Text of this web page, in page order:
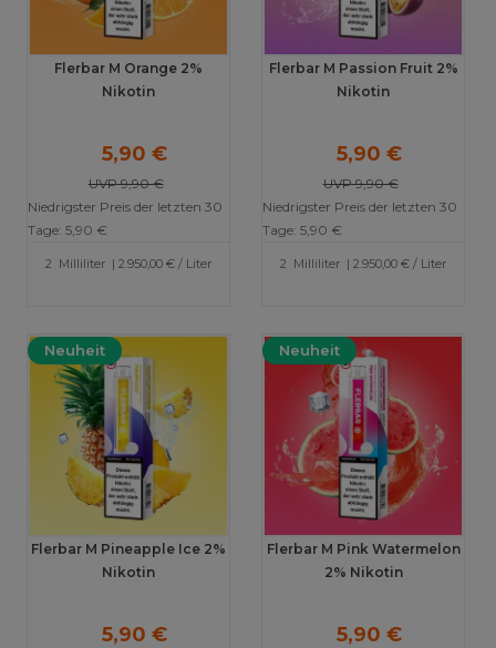
Flerbar M Orange 2%
Nikotin
UVP 9,90 €
5,90 €
Niedrigster Preis der letzten 30
Tage: 5,90 €
2 Milliliter | 2.950,00 € / Liter
Flerbar M Passion Fruit 2%
Nikotin
UVP 9,90 €
5,90 €
Niedrigster Preis der letzten 30
Tage: 5,90 €
2 Milliliter | 2.950,00 € / Liter
Neuheit
Flerbar M Pineapple Ice 2%
Nikotin
5,90 €
Neuheit
Flerbar M Pink Watermelon
2% Nikotin
5,90 €